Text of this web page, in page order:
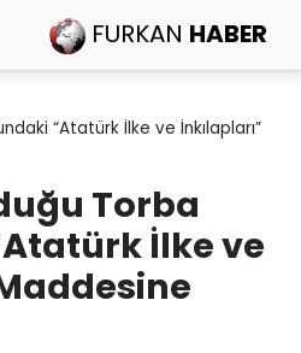
FURKAN HABER
“Atatürk İlke ve İnkılapları”
Torba
İlke ve